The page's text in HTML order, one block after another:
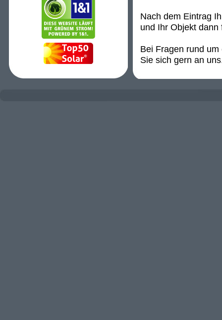
Nach dem Eintrag
und Ihr Objekt dann
Bei Fragen rund
Sie sich gern an